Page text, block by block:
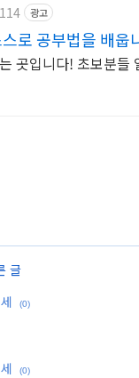
광고
로 공부법을 배웁
곳입니다! 초보분들
글
(0)
(0)